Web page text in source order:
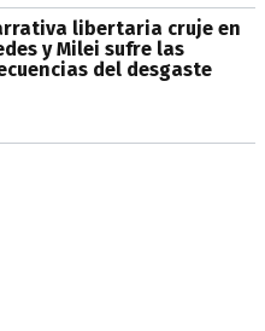
libertaria cruje en
y Milei sufre las
del desgaste